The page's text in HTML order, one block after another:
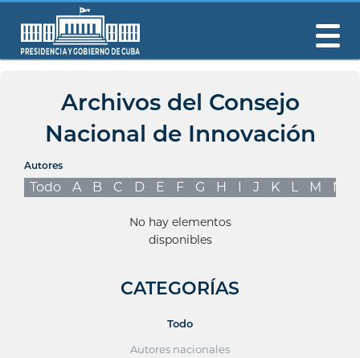
Archivos del Consejo
Nacional de Innovación
Autores
Todo A B C D E F G H I J K L M N
No hay elementos
disponibles
CATEGORÍAS
Todo
Autores nacionales